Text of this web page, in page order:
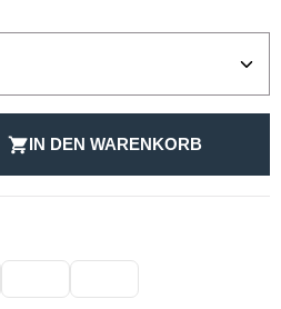
IN DEN WARENKORB